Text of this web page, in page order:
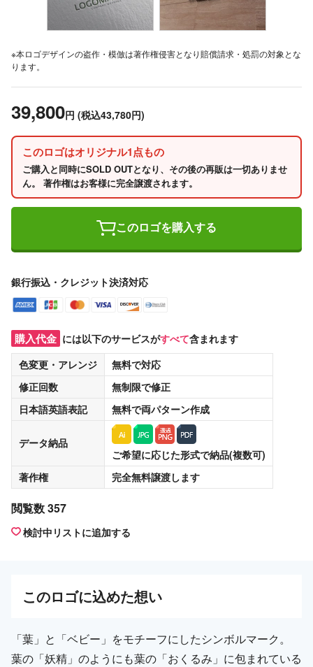
※本ロゴデザインの盗作・模倣は著作権侵害となり賠償請求・処罰の対象とな
ります。
39,800円 (税込43,780円)
このロゴはオリジナル1点もの
ご購入と同時にSOLD OUTとなり、その後の再販は一切ありませ
ん。 著作権はお客様に完全譲渡されます。
このロゴを購入する
銀行振込・クレジット決済対応
購入代金 には以下のサービスがすべて含まれます
色変更・アレンジ
無料で対応
修正回数
無制限で修正
日本語英語表記
無料で両パターン作成
データ納品
ご希望に応じた形式で納品(複数可)
著作権
完全無料譲渡します
閲覧数 357
検討中リストに追加する
このロゴに込めた想い
「葉」と「ベビー」をモチーフにしたシンボルマーク。
葉の「妖精」のようにも葉の「おくるみ」に包まれている